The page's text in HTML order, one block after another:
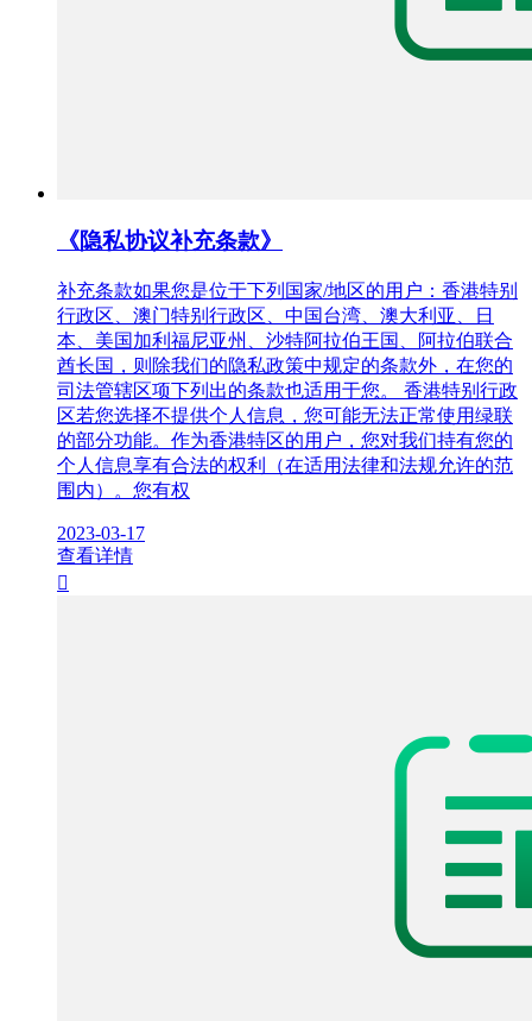
《隐私协议补充条款》
补充条款如果您是位于下列国家/地区的用户：香港特别
行政区、澳门特别行政区、中国台湾、澳大利亚、日
本、美国加利福尼亚州、沙特阿拉伯王国、阿拉伯联合
酋长国，则除我们的隐私政策中规定的条款外，在您的
司法管辖区项下列出的条款也适用于您。 香港特别行政
区若您选择不提供个人信息，您可能无法正常使用绿联
的部分功能。作为香港特区的用户，您对我们持有您的
个人信息享有合法的权利（在适用法律和法规允许的范
围内）。您有权
2023-03-17
查看详情
